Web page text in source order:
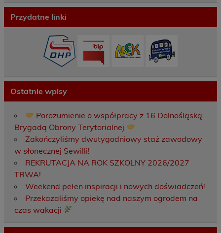
Przydatne linki
Ostatnie wpisy
Porozumienie o współpracy z 16 Dolnośląską
Brygadą Obrony Terytorialnej
Zakończyliśmy dwutygodniowy staż zawodowy
w słonecznej Sewilli!
REKRUTACJA NA ROK SZKOLNY 2026/2027
TRWA!
Weekend pełen inspiracji i nowych doświadczeń!
Przekazaliśmy opiekę nad naszym ogrodem na
czas wakacji